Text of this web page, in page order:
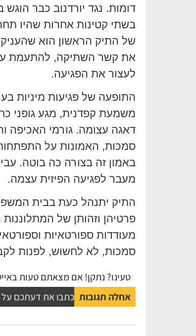
דומות. נגד יורדנוב כבר
בשתי קטינות אחרות שהיו
של התיק הראשון הוא
את קשר השתיקה, להתעמת עם
לעצור את הפגיעה.
התופעה של פגיעות מיניות
משמעת קפדנית, מגע גופני
דאגה עצומה. גורמי האכיפה
סמכות, האמונות על
באמון זה בצורה כה בוטה.
מעבר לפגיעה הפיזית עצמה.
התיק יתנהל כעת בבית
פרטיהן וזהותן של
מעודדות ספורטאיות
סמכות, לא לחשוש, לפנות
טעינו? נתקן! אם מצאתם טעות
אחלה תגובות כתבו את דעתכם